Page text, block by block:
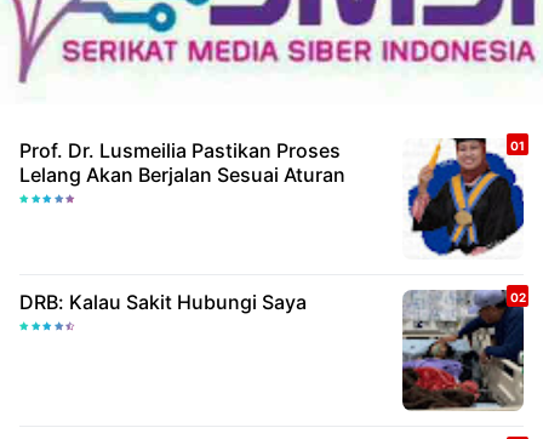
Prof. Dr. Lusmeilia Pastikan Proses
Lelang Akan Berjalan Sesuai Aturan
DRB: Kalau Sakit Hubungi Saya